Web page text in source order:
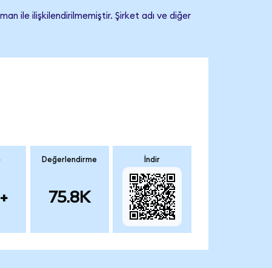
ile ilişkilendirilmemiştir. Şirket adı ve diğer
Değerlendirme
75.8K
İndir